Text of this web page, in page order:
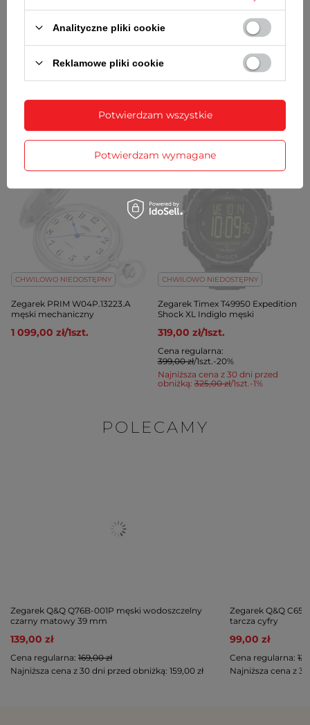
NOWOŚĆ
Zegarek PRIM W04P.13223.E
męski mechaniczny
CHWILOWO NIEDOSTĘPNY
Zegarek Casio Sportowy WS-
1500H-1AVEF
Cena regularna:
CHWILOWO NIEDOSTĘPNY
Zegarek PRIM W04P.13223.A
męski mechaniczny
1 099,00 zł/1szt.
CHWILOWO NIEDOSTĘPNY
Zegarek Timex T49950 Expedition
Shock XL Indiglo męski
319,00 zł/1szt.
Najniższa cena z 30 dni przed
obniżką:325,00 zł/1szt.-1%
Cena regularna:
399,00 zł/1szt.-20%
POLECAMY
Zegarek Q&Q Q76B-001P męski wodoszczelny
czarny matowy 39 mm
Cena regularna: 169,00 zł
139,00 zł
Najniższa cena z 30 dni przed obniżką: 159,00 zł
Zegarek Q&Q
tarcza cyfry
Cena regularna:
99,00 zł
Najniższa cena z
Analityczne pliki cookie
Reklamowe pliki cookie
Potwierdzam wymagane
Potwierdzam wszystkie